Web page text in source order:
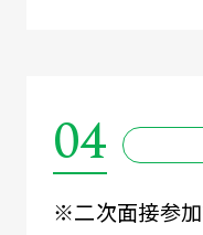
04
※二次面接参